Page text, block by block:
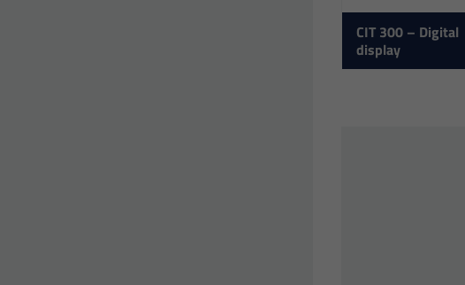
CIT 300 – Digital
display